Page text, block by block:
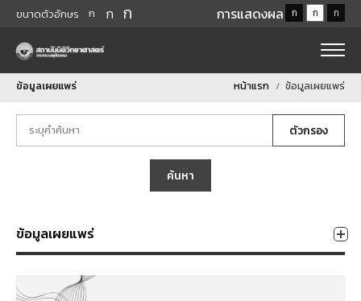
ขนาดตัวอักษร ก ก ก การแสดงผล ก ก ก
ข้อมูลเผยแพร่ หน้าแรก ข้อมูลเผยแพร่
ตัวกรอง
ค้นหา
ข้อมูลเผยแพร่